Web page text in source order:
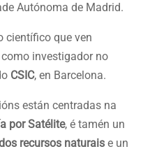
Autónoma de Madrid.
científico que ven
investigador no
CSIC, en Barcelona.
están centradas na
por Satélite, é tamén un
recursos naturais e un